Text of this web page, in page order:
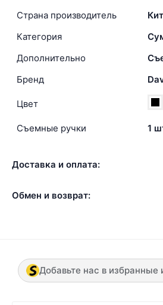
Страна производитель
Категория
Дополнительно
Бренд
Цвет
Съемные ручки 1
Доставка и оплата:
Обмен и возврат:
Добавьте нас в избранные